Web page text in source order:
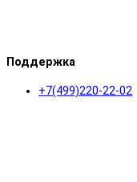
Поддержка
+7(499)220-22-02